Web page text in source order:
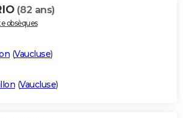
(82 ans)
obsèques
(Vaucluse)
(Vaucluse)